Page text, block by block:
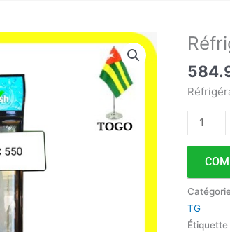
quantité
Show
Néon
550
TG